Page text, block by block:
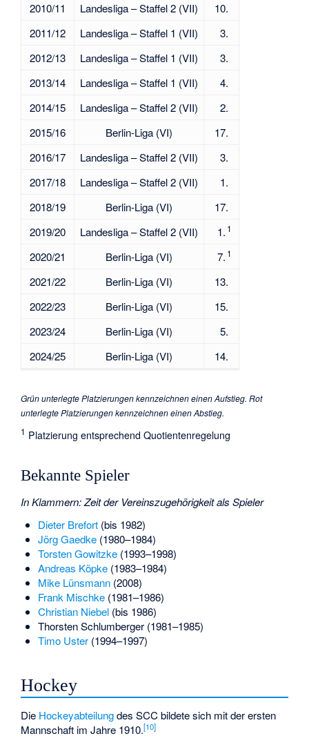
2010/11 Landesliga – Staffel 2 (VII)
10.
2011/12
Landesliga – Staffel 1 (VII)
3.
2012/13
Landesliga – Staffel 1 (VII)
3.
2013/14
Landesliga – Staffel 1 (VII)
4.
2014/15
Landesliga – Staffel 2 (VII)
2.
2015/16
Berlin-Liga (VI)
17.
2016/17
Landesliga – Staffel 2 (VII)
3.
2017/18
Landesliga – Staffel 2 (VII)
1.
2018/19
Berlin-Liga (VI)
17.
2019/20
Landesliga – Staffel 2 (VII) 1. 1
2020/21 Berlin-Liga (VI) 7. 1
2021/22 Berlin-Liga (VI)
13.
2022/23
Berlin-Liga (VI)
15.
2023/24
Berlin-Liga (VI)
5.
2024/25
Berlin-Liga (VI) 14.
Grün unterlegte Platzierungen kennzeichnen einen Aufstieg. Rot
unterlegte Platzierungen kennzeichnen einen Abstieg.
1 Platzierung entsprechend Quotientenregelung
Bekannte Spieler
In Klammern: Zeit der Vereinszugehörigkeit als Spieler
Dieter Brefort(bis 1982)
Jörg Gaedke(1980–1984)
Torsten Gowitzke(1993–1998)
Andreas Köpke(1983–1984)
Mike Lünsmann(2008)
Frank Mischke(1981–1986)
Christian Niebel(bis 1986)
Thorsten Schlumberger(1981–1985)
Timo Uster(1994–1997)
Hockey
Die Hockeyabteilungdes SCC bildete sich mit der ersten
Mannschaft im Jahre 1910.[10]